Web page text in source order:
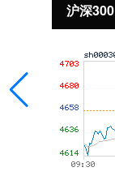
沪深300